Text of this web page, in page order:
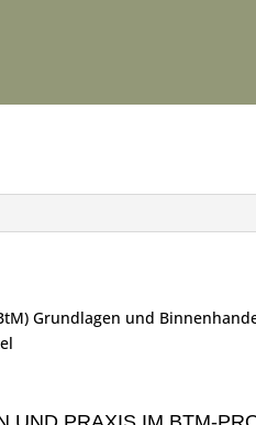
Grundlagen und